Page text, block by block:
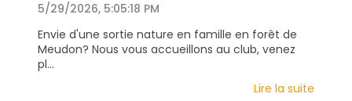
5/29/2026, 5:05:18 PM
Envie d'une sortie nature en famille en forêt de
Meudon? Nous vous accueillons au club, venez
pl...
Lire la suite